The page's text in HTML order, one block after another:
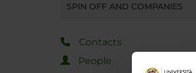
SPIN OFF AND COMPANIES
Contacts
People